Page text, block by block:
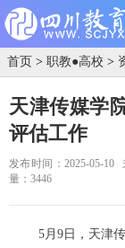
首页 > 职教●高校 >
天津传媒学
评估工作
发布时间：2025-05-10
量：3446
5月9日，天津